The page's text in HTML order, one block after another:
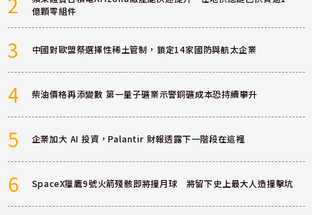
億顆零組件
3 中國對歐盟祭選擇性稀土管制，鎖定14家國防與航太企業
4 柴油價格再添變數 第一量子礦業示警銅礦成本恐持續攀升
5 企業加大 AI 投資，Palantir 財報透露下一階段在這裡
6 SpaceX獵鷹9號火箭殘骸即將撞月球 將留下史上最大人造撞擊坑